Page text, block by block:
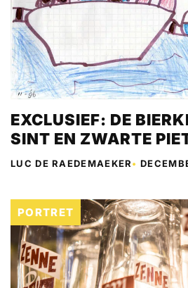
EXCLUSIEF: DE
SINT EN ZWARTE
LUC DE RAEDEMAEKER•
PORTRET